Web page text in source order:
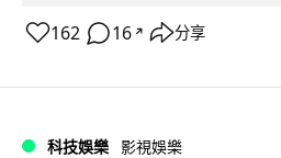
162 16 ↗ 分享
科技娛樂 影視娛樂